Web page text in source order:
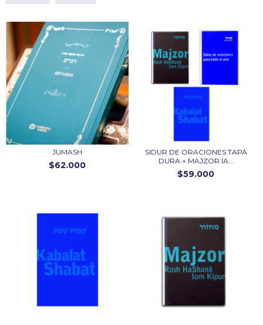
JUMASH
$62.000
SIDUR DE ORACIONES TAPA
DURA + MAJZOR IA...
$59.000